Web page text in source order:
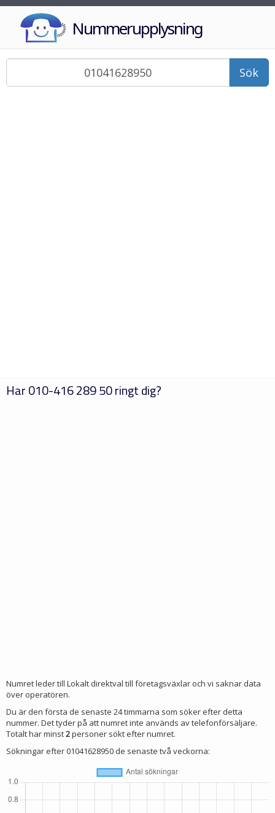
Nummerupplysning
Sök
Har010-416 289 50ringt dig?
Numret leder till Lokalt direktval till företagsväxlar och vi saknar data
över operatören.
Du är den första de senaste 24 timmarna som söker efter detta
nummer. Det tyder på att numret inte används av telefonförsäljare.
Totalt har minst2personer sökt efter numret.
Sökningar efter 01041628950 de senaste två veckorna: